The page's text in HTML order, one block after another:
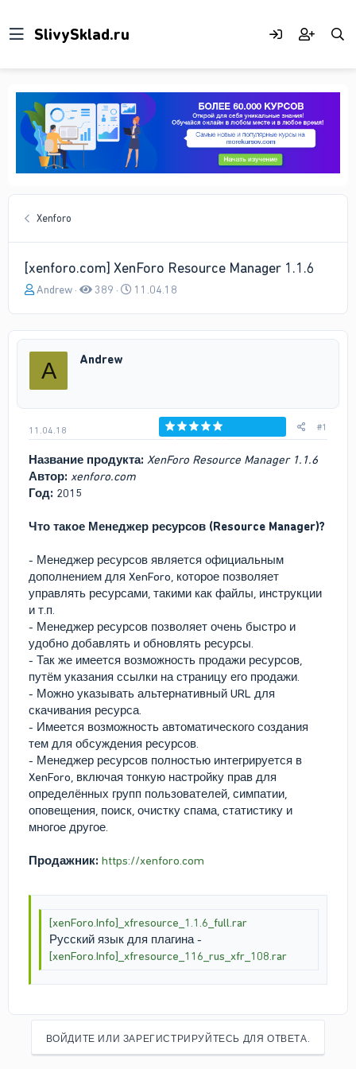
Xenforo
[xenforo.com] XenForo Resource Manager 1.1.6
А
о
р
е
ы
Andrew 389
Д
а
л
11.04.18
A Andrew
11.04.18
Голосов: 0
#1
Название продукта: XenForo Resource Manager 1.1.6
Автор: xenforo.com
Год: 2015
Что такое Менеджер ресурсов (Resource Manager)?
- Менеджер ресурсов является официальным
дополнением для XenForo, которое позволяет
управлять ресурсами, такими как файлы, инструкции
и т.п.
- Менеджер ресурсов позволяет очень быстро и
удобно добавлять и обновлять ресурсы.
- Так же имеется возможность продажи ресурсов,
путём указания ссылки на страницу его продажи.
- Можно указывать альтернативный URL для
скачивания ресурса.
- Имеется возможность автоматического создания
тем для обсуждения ресурсов.
- Менеджер ресурсов полностью интегрируется в
XenForo, включая тонкую настройку прав для
определённых групп пользователей, симпатии,
оповещения, поиск, очистку спама, статистику и
многое другое.
Продажник: https://xenforo.com
[xenForo.Info]_xfresource_1.1.6_full.rar
Русский язык для плагина -
[xenForo.Info]_xfresource_116_rus_xfr_108.rar
ВОЙДИТЕ ИЛИ ЗАРЕГИСТРИРУЙТЕСЬ ДЛЯ ОТВЕТА.